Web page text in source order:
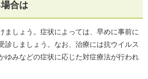
合は
ましょう。症状によっては、早めに事前に
診しましょう。なお、治療には抗ウイルス
ゆみなどの症状に応じた対症療法が行われ